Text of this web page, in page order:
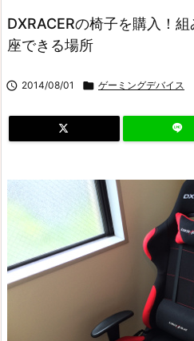
DXRACERの椅子を購入！
座できる場所
 2014/08/01  ゲーミングデバイス